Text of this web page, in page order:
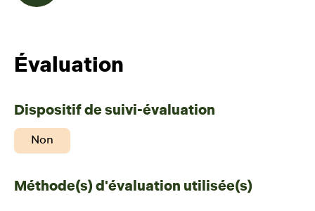
Évaluation
Dispositif de suivi-évaluation
Non
Méthode(s) d'évaluation utilisée(s)